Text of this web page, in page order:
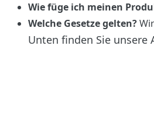
Wie füge ich meinen
Welche Gesetze gelten?
Unten finden Sie unsere